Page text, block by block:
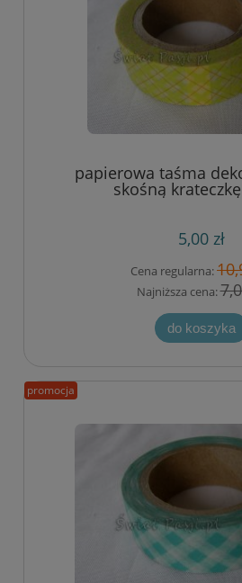
papierowa taśma
skośną krateczkę
5,00 zł
Cena regularna:
Najniższa cena:
do koszyka
promocja